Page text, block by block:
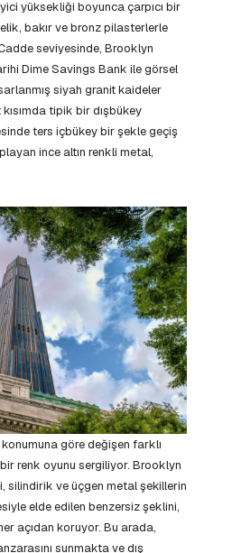
yüksekliği boyunca çarpıcı bir
bakır ve bronz pilasterlerle
seviyesinde, Brooklyn
Dime Savings Bank ile görsel
siyah granit kaideler
tipik bir dışbükey
ters içbükey bir şekle geçiş
ince altın renkli metal,
göre değişen farklı
renk oyunu sergiliyor. Brooklyn
silindirik ve üçgen metal şekillerin
elde edilen benzersiz şeklini,
açıdan koruyor. Bu arada,
sunmakta ve dış